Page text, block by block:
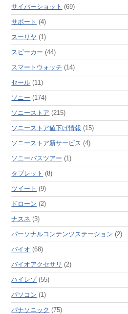
サイバーショット (69)
サポート (4)
スーリヤ (1)
スピーカー (44)
スマートウォッチ (14)
セール (11)
ソニー (174)
ソニーストア (215)
ソニーストア値下げ情報 (15)
ソニーストア新サービス (4)
ソニーバスツアー (1)
タブレット (8)
ツイート (9)
ドローン (2)
ナスネ (3)
パーソナルコンテンツステーション (2)
バイオ (68)
バイオアクセサリ (2)
ハイレゾ(55)
パソコン (1)
パナソニック (75)